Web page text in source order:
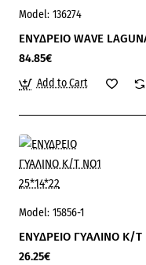
Model: 136274
ΕΝΥΔΡΕΙΟ WAVE
84.85€
Add to Cart
Model: 15856-1
ΕΝΥΔΡΕΙΟ ΓΥΑΛΙΝΟ Κ/Τ
26.25€